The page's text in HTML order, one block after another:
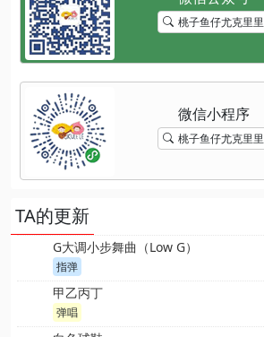
桃子鱼仔尤克里里
桃子鱼仔尤克里里
TA的更新
G大调小步舞曲（Low G）
指弹
甲乙丙丁
弹唱